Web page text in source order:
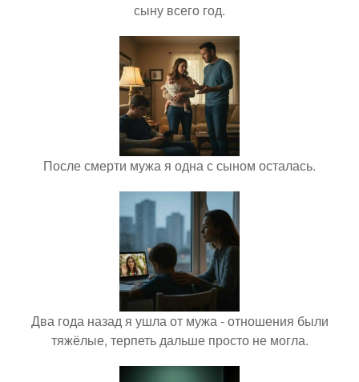
сыну всего год.
После смерти мужа я одна с сыном осталась.
Два года назад я ушла от мужа - отношения были
тяжёлые, терпеть дальше просто не могла.